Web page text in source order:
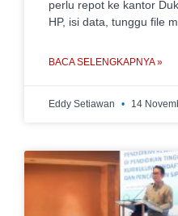
perlu repot ke kantor
HP, isi data, tunggu file
BACA SELENGKAPNYA »
Eddy Setiawan 14